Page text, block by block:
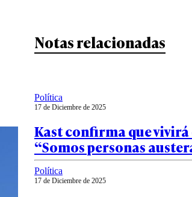
Notas relacionadas
Política
17 de Diciembre de 2025
Kast confirma que vivirá
“Somos personas
Política
17 de Diciembre de 2025